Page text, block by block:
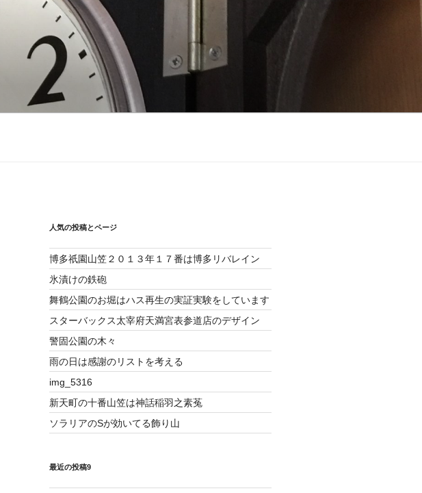
人気の投稿とページ
博多祇園山笠２０１３年１７番は博多リバレイン
氷漬けの鉄砲
舞鶴公園のお堀はハス再生の実証実験をしています
スターバックス太宰府天満宮表参道店のデザイン
警固公園の木々
雨の日は感謝のリストを考える
img_5316
新天町の十番山笠は神話稲羽之素菟
ソラリアのSが効いてる飾り山
最近の投稿9